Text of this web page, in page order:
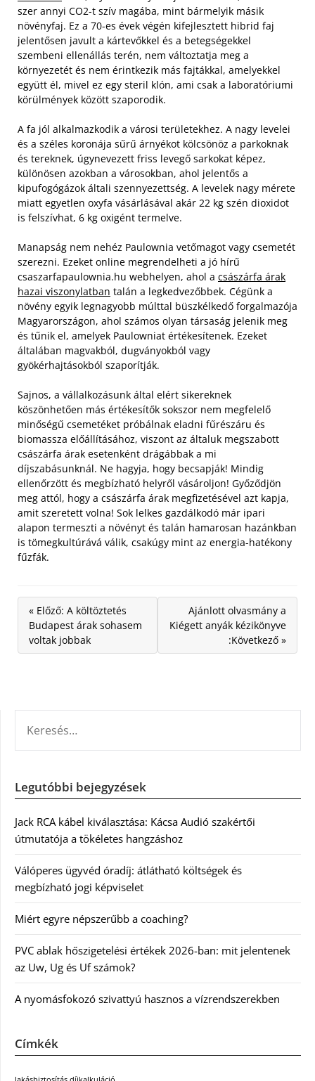
szer annyi CO2-t szív magába, mint bármelyik másik
növényfaj. Ez a 70-es évek végén kifejlesztett hibrid faj
jelentősen javult a kártevőkkel és a betegségekkel
szembeni ellenállás terén, nem változtatja meg a
környezetét és nem érintkezik más fajtákkal, amelyekkel
együtt él, mivel ez egy steril klón, ami csak a laboratóriumi
körülmények között szaporodik.
A fa jól alkalmazkodik a városi területekhez. A nagy levelei
és a széles koronája sűrű árnyékot kölcsönöz a parkoknak
és tereknek, úgynevezett friss levegő sarkokat képez,
különösen azokban a városokban, ahol jelentős a
kipufogógázok általi szennyezettség. A levelek nagy mérete
miatt egyetlen oxyfa vásárlásával akár 22 kg szén dioxidot
is felszívhat, 6 kg oxigént termelve.
Manapság nem nehéz Paulownia vetőmagot vagy csemetét
szerezni. Ezeket online megrendelheti a jó hírű
csaszarfapaulownia.hu webhelyen, ahol a császárfa árak
hazai viszonylatban talán a legkedvezőbbek. Cégünk a
növény egyik legnagyobb múlttal büszkélkedő forgalmazója
Magyarországon, ahol számos olyan társaság jelenik meg
és tűnik el, amelyek Paulowniat értékesítenek. Ezeket
általában magvakból, dugványokból vagy
gyökérhajtásokból szaporítják.
Sajnos, a vállalkozásunk által elért sikereknek
köszönhetően más értékesítők sokszor nem megfelelő
minőségű csemetéket próbálnak eladni fűrészáru és
biomassza előállításához, viszont az általuk megszabott
császárfa árak esetenként drágábbak a mi
díjszabásunknál. Ne hagyja, hogy becsapják! Mindig
ellenőrzött és megbízható helyről vásároljon! Győződjön
meg attól, hogy a császárfa árak megfizetésével azt kapja,
amit szeretett volna! Sok lelkes gazdálkodó már ipari
alapon termeszti a növényt és talán hamarosan hazánkban
is tömegkultúrává válik, csakúgy mint az energia-hatékony
fűzfák.
« Előző: A költöztetés
Budapest árak sohasem
voltak jobbak
Ajánlott olvasmány a
Kiégett anyák kézikönyve
:Következő »
Legutóbbi bejegyzések
Jack RCA kábel kiválasztása: Kácsa Audió szakértői
útmutatója a tökéletes hangzáshoz
Válóperes ügyvéd óradíj: átlátható költségek és
megbízható jogi képviselet
Miért egyre népszerűbb a coaching?
PVC ablak hőszigetelési értékek 2026-ban: mit jelentenek
az Uw, Ug és Uf számok?
A nyomásfokozó szivattyú hasznos a vízrendszerekben
Címkék